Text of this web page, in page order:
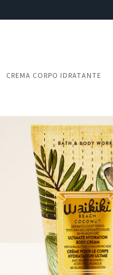
CREMA CORPO IDRATANTE